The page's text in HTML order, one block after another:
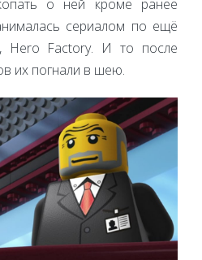
о ней кроме ранее
сериалом по ещё
Hero Factory. И то после
их погнали в шею.